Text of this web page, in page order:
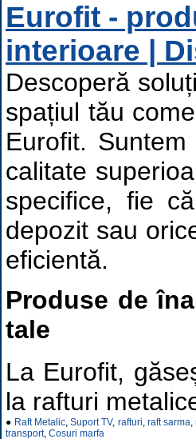
Eurofit -
interioare |
Descoperă
spațiul tău
Eurofit.
calitate
specifice, fie
depozit sau
eficientă.
Produse de
tale
La Eurofit,
la rafturi
● Raft Metalic, Suport TV, rafturi, raft sarma,
transport, Cosuri marfa